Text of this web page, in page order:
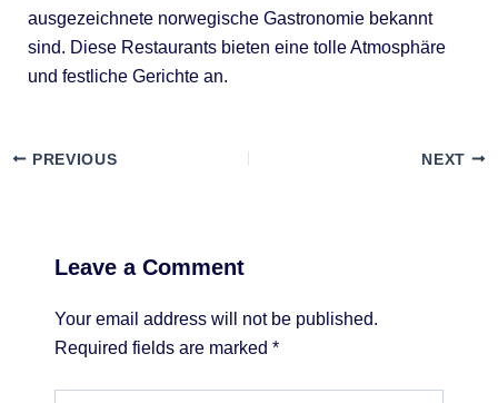
ausgezeichnete norwegische Gastronomie bekannt
sind. Diese Restaurants bieten eine tolle Atmosphäre
und festliche Gerichte an.
PREVIOUS NEXT
Leave a Comment
Your email address will not be published.
Required fields are marked *